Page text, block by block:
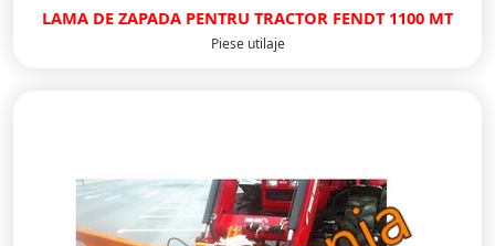
LAMA DE ZAPADA PENTRU TRACTOR FENDT 1100 MT
Piese utilaje